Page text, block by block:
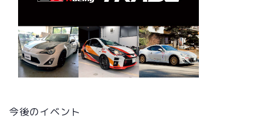
今後のイベント